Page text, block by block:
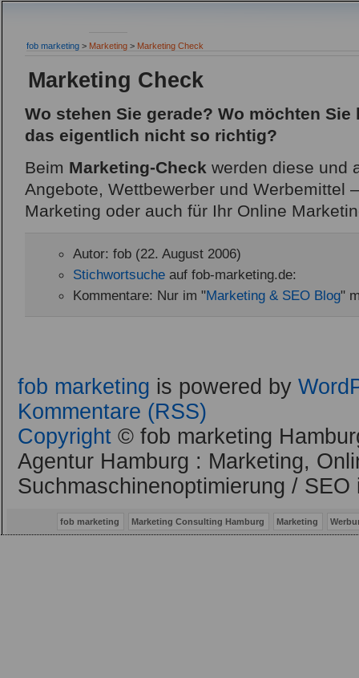
fob marketing > Marketing > Marketing Check
Marketing Check
Wo stehen Sie gerade? Wo möchten
das eigentlich nicht so richtig?
Beim Marketing-Check werden diese und
Angebote, Wettbewerber und Werbemittel
Marketing oder auch für Ihr Online
Autor: fob (22. August 2006)
Stichwortsuche auf fob-marketing.de:
Kommentare: Nur im "Marketing & SEO Blog"
fob marketing is powered by
Kommentare (RSS)
Copyright © fob marketing
Agentur Hamburg : Marketing,
Suchmaschinenoptimierung / SEO
fob marketing Marketing Consulting Hamburg Marketing